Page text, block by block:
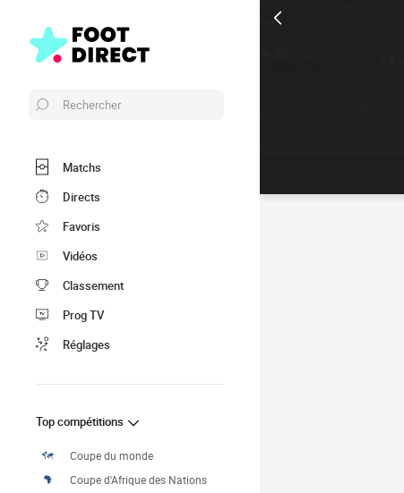
Rechercher
Matchs
Directs
Favoris
Vidéos
Classement
Prog TV
Réglages
Top compétitions
Coupe du monde
Coupe d'Afrique des Nations